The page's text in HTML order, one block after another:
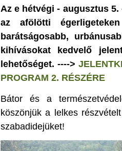
Az e hétvégi - augusztus
az afölötti
barátságosabb,
kihívásokat kedvelő
lehetőséget. ---->
PROGRAM 2. RÉSZÉRE
Bátor és a
köszönjük a lelkes
szabadidejüket!